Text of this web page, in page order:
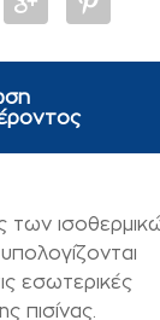
των
εσωτερικές
πισίνας.